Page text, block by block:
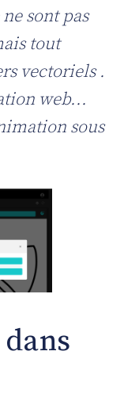
sont pas
tout
vectoriels .
web...
sous